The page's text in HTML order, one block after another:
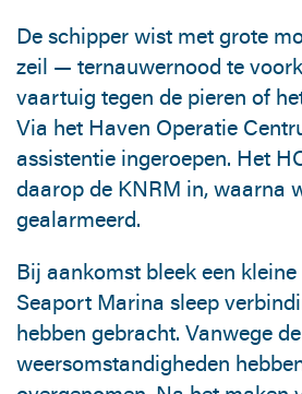
De schipper wist met grote
zeil — ternauwernood te
vaartuig tegen de pieren of
Via het Haven Operatie
assistentie ingeroepen. Het
daarop de KNRM in, waarna
gealarmeerd.
Bij aankomst bleek een
Seaport Marina sleep
hebben gebracht. Vanwege
weersomstandigheden